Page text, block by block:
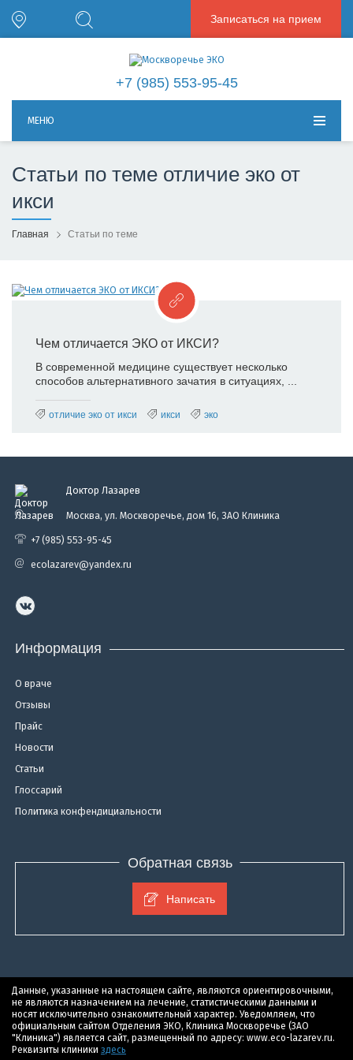
Записаться на прием
+7 (985) 553-95-45
МЕНЮ
Статьи по теме отличие эко от
икси
Главная Статьи по теме
Чем отличается ЭКО от ИКСИ?
В современной медицине существует несколько
способов альтернативного зачатия в ситуациях, ...
отличие эко от икси икси эко
Доктор Лазарев
Москва, ул. Москворечье, дом 16, ЗАО Клиника
+7 (985) 553-95-45
ecolazarev@yandex.ru
Информация
О враче
Отзывы
Прайс
Новости
Статьи
Глоссарий
Политика конфендициальности
Обратная связь
Написать
Данные, указанные на настоящем сайте, являются ориентировочными,
не являются назначением на лечение, статистическими данными и
носят исключительно ознакомительный характер. Уведомляем, что
официальным сайтом Отделения ЭКО, Клиника Москворечье (ЗАО
"Клиника") является сайт, размещенный по адресу: www.eco-lazarev.ru.
Реквизиты клиники здесь